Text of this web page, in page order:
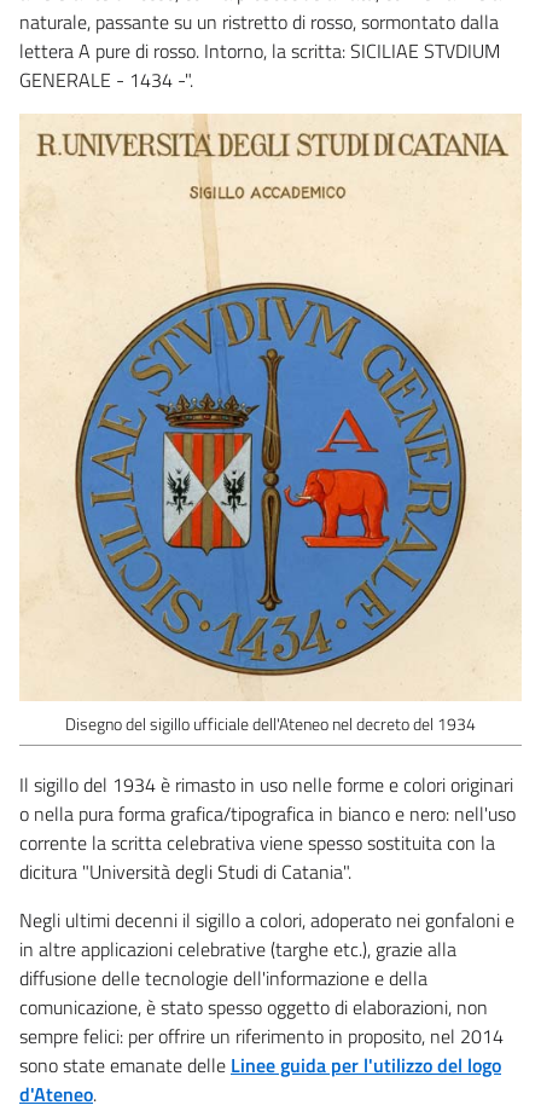
naturale, passante su un ristretto di rosso, sormontato dalla
lettera A pure di rosso. Intorno, la scritta: SICILIAE STVDIUM
GENERALE - 1434 -".
Disegno del sigillo ufficiale dell'Ateneo nel decreto del 1934
Il sigillo del 1934 è rimasto in uso nelle forme e colori originari
o nella pura forma grafica/tipografica in bianco e nero: nell'uso
corrente la scritta celebrativa viene spesso sostituita con la
dicitura "Università degli Studi di Catania".
Negli ultimi decenni il sigillo a colori, adoperato nei gonfaloni e
in altre applicazioni celebrative (targhe etc.), grazie alla
diffusione delle tecnologie dell'informazione e della
comunicazione, è stato spesso oggetto di elaborazioni, non
sempre felici: per offrire un riferimento in proposito, nel 2014
sono state emanate delle Linee guida per l'utilizzo del logo
d'Ateneo.